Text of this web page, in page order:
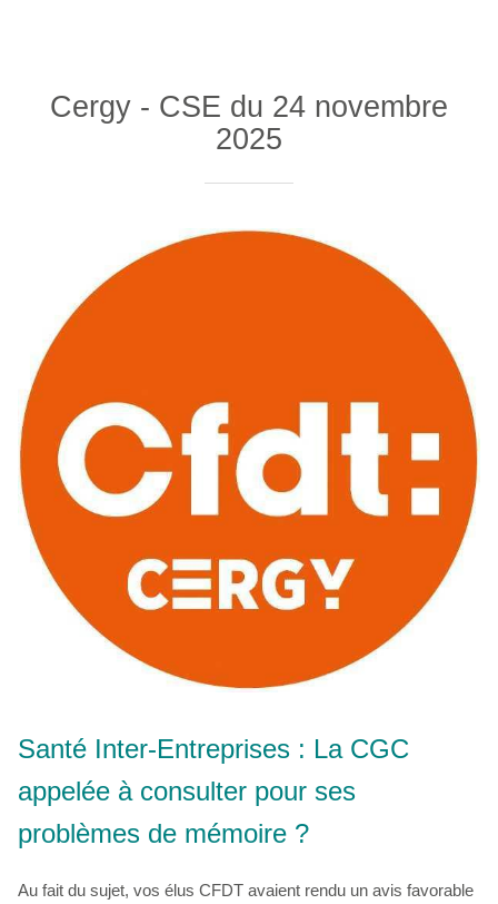
Cergy - CSE du 24 novembre
2025
Santé Inter-Entreprises : La CGC
appelée à consulter pour ses
problèmes de mémoire ?
Au fait du sujet, vos élus CFDT avaient rendu un avis favorable